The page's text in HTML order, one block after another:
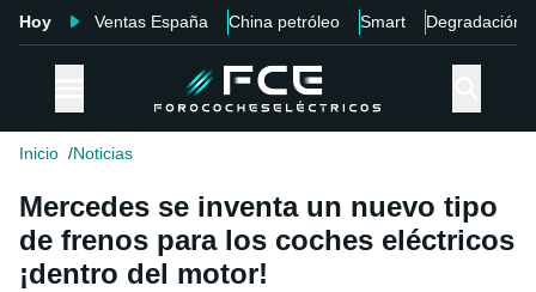
Hoy Ventas España China petróleo Smart Degradación
Inicio Noticias
Mercedes se inventa un nuevo tipo
de frenos para los coches eléctricos
¡dentro del motor!